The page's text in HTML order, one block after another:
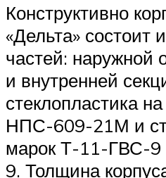
Конструктивно
«Дельта» состоит
частей: наружной
и внутренней
стеклопластика
НПС-609-21М и
марок Т-11-ГВС-
9. Толщина